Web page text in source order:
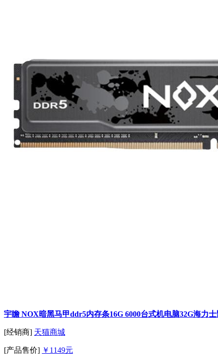
宇瞻 NOX暗黑马甲ddr5内存条16G 6000台式机电脑32G海力士
[经销商] 天猫商城
[产品售价] ￥1149元